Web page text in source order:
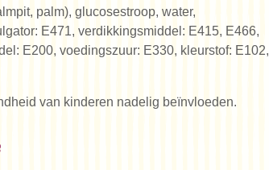
palm), glucosestroop, water,
E471, verdikkingsmiddel: E415, E466,
E200, voedingszuur: E330, kleurstof: E102,
van kinderen nadelig beïnvloeden.